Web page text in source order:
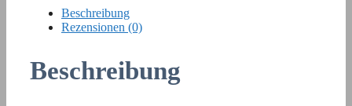
Beschreibung
Rezensionen (0)
Beschreibung